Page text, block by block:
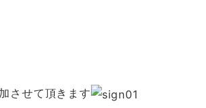
させて頂きます